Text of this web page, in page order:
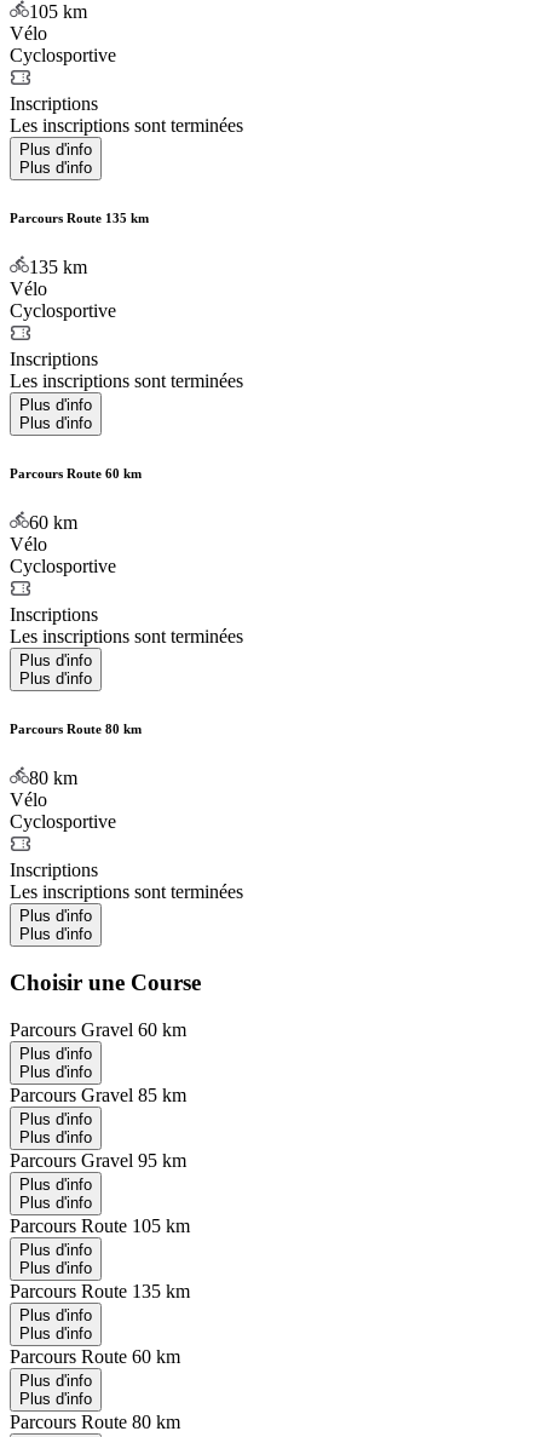
105 km
Vélo
Cyclosportive
Inscriptions
Les inscriptions sont terminées
Plus d'info
Plus d'info
Parcours Route 135 km
135 km
Vélo
Cyclosportive
Inscriptions
Les inscriptions sont terminées
Plus d'info
Plus d'info
Parcours Route 60 km
60 km
Vélo
Cyclosportive
Inscriptions
Les inscriptions sont terminées
Plus d'info
Plus d'info
Parcours Route 80 km
80 km
Vélo
Cyclosportive
Inscriptions
Les inscriptions sont terminées
Plus d'info
Plus d'info
Choisir une Course
Parcours Gravel 60 km
Plus d'info
Plus d'info
Parcours Gravel 85 km
Plus d'info
Plus d'info
Parcours Gravel 95 km
Plus d'info
Plus d'info
Parcours Route 105 km
Plus d'info
Plus d'info
Parcours Route 135 km
Plus d'info
Plus d'info
Parcours Route 60 km
Plus d'info
Plus d'info
Parcours Route 80 km